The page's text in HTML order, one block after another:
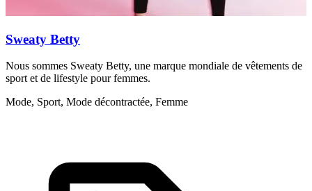
Sweaty Betty
Nous sommes Sweaty Betty, une marque mondiale de vêtements de
sport et de lifestyle pour femmes.
Mode, Sport, Mode décontractée, Femme